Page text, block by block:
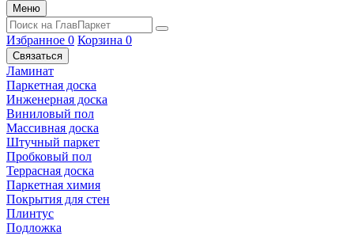
Меню
Избранное 0 Корзина 0
Связаться
Ламинат
Паркетная доска
Инженерная доска
Виниловый пол
Массивная доска
Штучный паркет
Пробковый пол
Террасная доска
Паркетная химия
Покрытия для стен
Плинтус
Подложка